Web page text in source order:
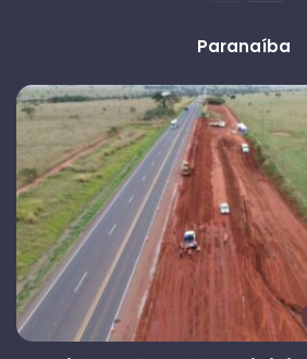
Paranaíba